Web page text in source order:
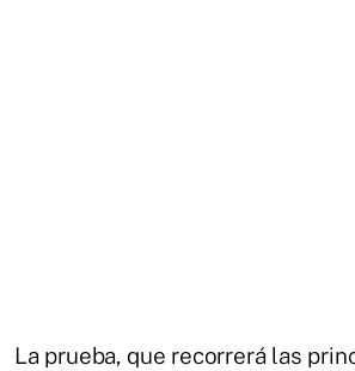
La prueba, que recorrerá las